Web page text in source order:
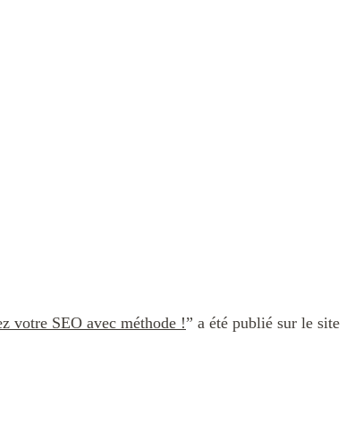
votre SEO avec méthode !” a été publié sur le site